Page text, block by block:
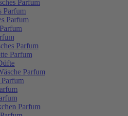
Parfum
Parfum
Parfum
Parfum
Parfum
Parfum
Parfum